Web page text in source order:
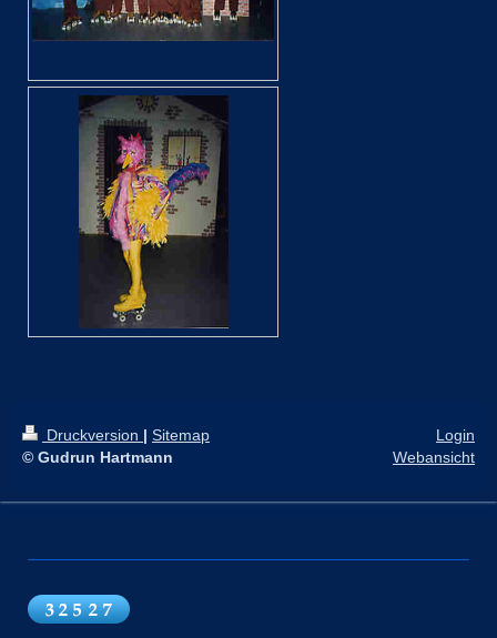
Druckversion | Sitemap
© Gudrun Hartmann
Login
Webansicht